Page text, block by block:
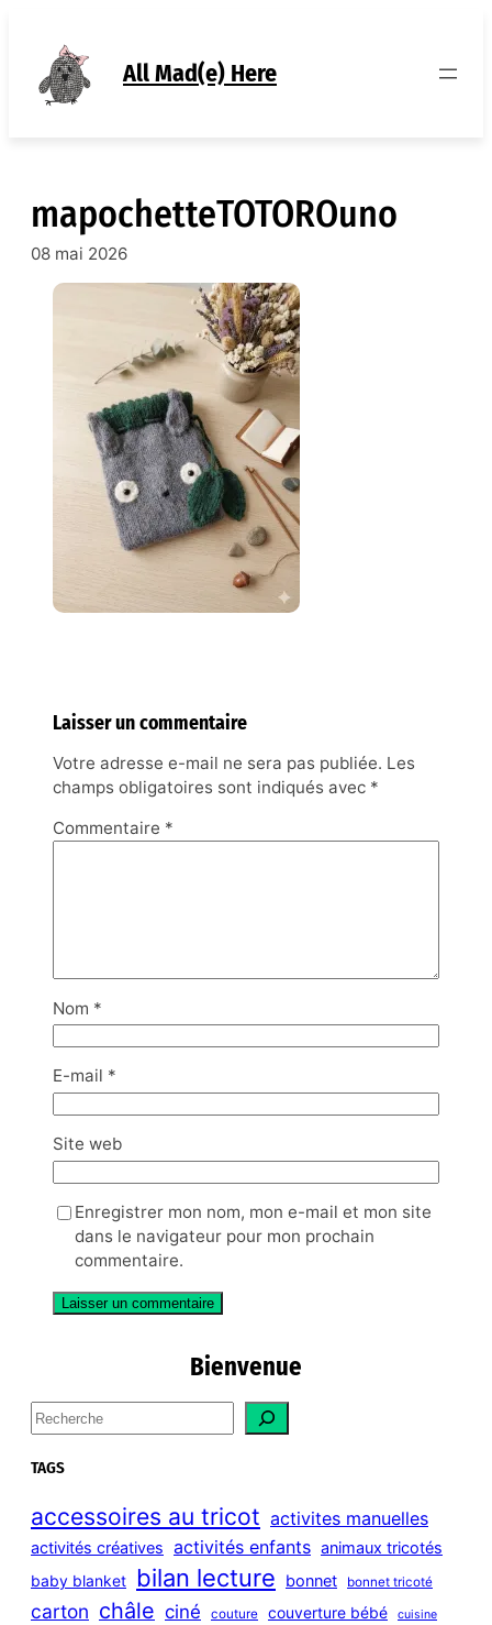
contenu
All Mad(e) Here
mapochetteTOTOROuno
08 mai 2026
Laisser un commentaire
Votre adresse e-mail ne sera pas publiée. Les
champs obligatoires sont indiqués avec *
Commentaire *
Nom *
E-mail *
Site web
Enregistrer mon nom, mon e-mail et mon site
dans le navigateur pour mon prochain
commentaire.
Bienvenue
S
e
a
c
h
TAGS
accessoires au tricot activites manuelles
activités créatives activités enfants animaux tricotés
baby blanket bilan lecture bonnet bonnet tricoté
carton châle ciné couture couverture bébé cuisine